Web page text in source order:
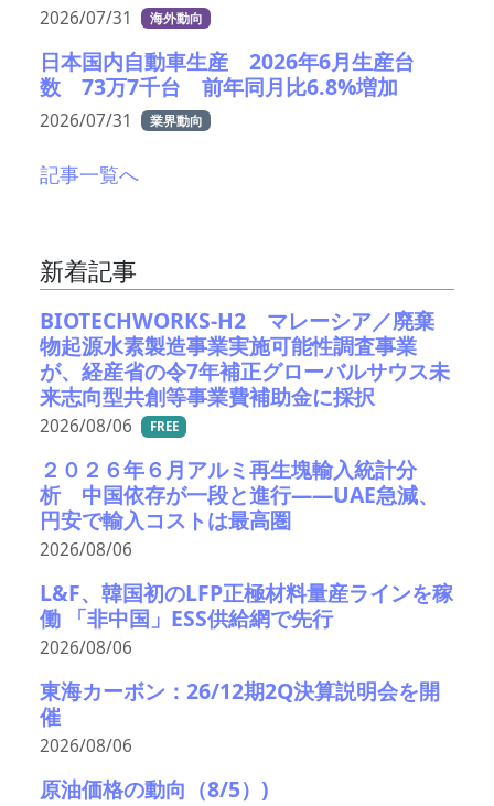
2026/07/31 海外動向
日本国内自動車生産 2026年6月生産台
数 73万7千台 前年同月比6.8%増加
2026/07/31 業界動向
記事一覧へ
新着記事
BIOTECHWORKS-H2 マレーシア／廃棄
物起源水素製造事業実施可能性調査事業
が、経産省の令7年補正グローバルサウス未
来志向型共創等事業費補助金に採択
2026/08/06 FREE
２０２６年６月アルミ再生塊輸入統計分
析 中国依存が一段と進行――UAE急減、
円安で輸入コストは最高圏
2026/08/06
L&F、韓国初のLFP正極材料量産ラインを稼
働 「非中国」ESS供給網で先行
2026/08/06
東海カーボン：26/12期2Q決算説明会を開
催
2026/08/06
原油価格の動向（8/5）)